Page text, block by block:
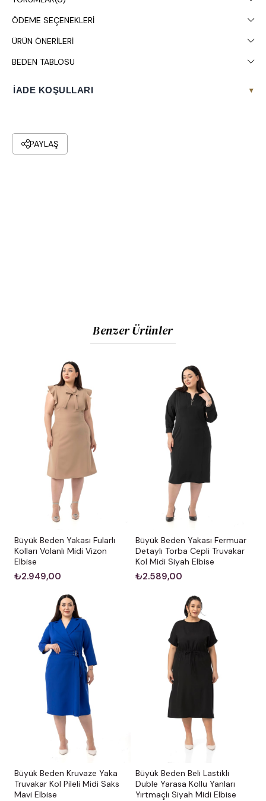
ÖDEME SEÇENEKLERI
ÜRÜN ÖNERILERI
BEDEN TABLOSU
İADE KOŞULLARI ▾
PAYLAŞ
Benzer Ürünler
Büyük Beden Yakası Fularlı
Kolları Volanlı Midi Vizon
Elbise
₺2.949,00
Büyük Beden Yakası Fermuar
Detaylı Torba Cepli Truvakar
Kol Midi Siyah Elbise
₺2.589,00
Büyük Beden Kruvaze Yaka
Truvakar Kol Pileli Midi Saks
Mavi Elbise
Büyük Beden Beli Lastikli
Duble Yarasa Kollu Yanları
Yırtmaçlı Siyah Midi Elbise